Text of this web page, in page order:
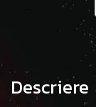
Descriere